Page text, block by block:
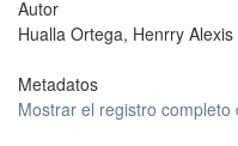
Autor
Hualla Ortega, Henrry Alexis
Metadatos
Mostrar el registro completo